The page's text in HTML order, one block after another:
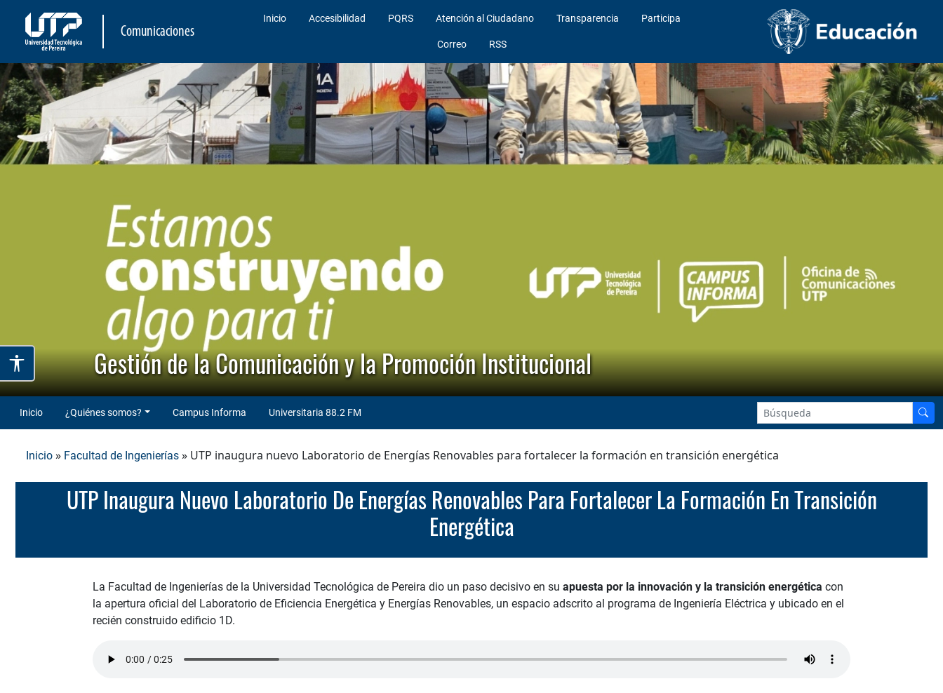
Comunicaciones
Inicio Accesibilidad PQRS Atención al Ciudadano Transparencia Participa
Correo RSS
Gestión de la Comunicación y la Promoción Institucional
Inicio ¿Quiénes somos? Campus Informa Universitaria 88.2 FM
Inicio » Facultad de Ingenierías » UTP inaugura nuevo Laboratorio de Energías Renovables para fortalecer la formación en transición energética
UTP Inaugura Nuevo Laboratorio De Energías Renovables Para Fortalecer La Formación En Transición
Energética
La Facultad de Ingenierías de la Universidad Tecnológica de Pereira dio un paso decisivo en su apuesta por la innovación y la transición energética con
la apertura oficial del Laboratorio de Eficiencia Energética y Energías Renovables, un espacio adscrito al programa de Ingeniería Eléctrica y ubicado en el
recién construido edificio 1D.